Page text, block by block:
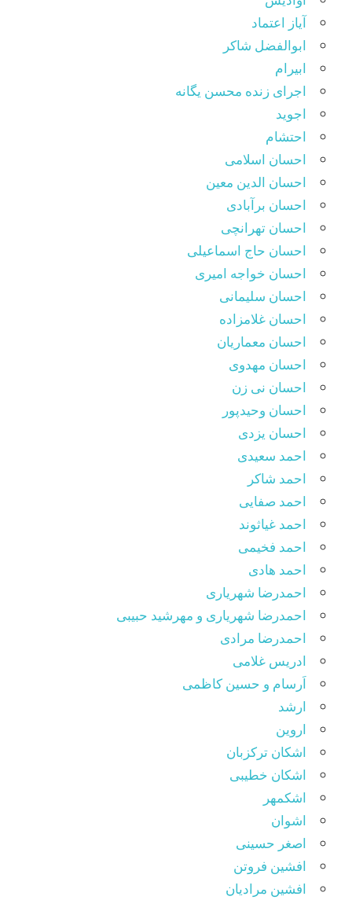
آیاز اعتماد
ابوالفضل شاکر
ابیرام
اجرای زنده محسن یگانه
اجوید
احتشام
احسان اسلامی
احسان الدین معین
احسان برآبادی
احسان تهرانچی
احسان حاج اسماعیلی
احسان خواجه امیری
احسان سلیمانی
احسان غلامزاده
احسان معماریان
احسان مهدوی
احسان نی زن
احسان وحیدپور
احسان یزدی
احمد سعیدی
احمد شاکر
احمد صفایی
احمد غیاثوند
احمد فخیمی
احمد هادی
احمدرضا شهریاری
احمدرضا شهریاری و مهرشید حبیبی
احمدرضا مرادی
ادریس غلامی
اَرسام و حسین کاظمی
ارشد
اروین
اشکان ترکزبان
اشکان خطیبی
اشکمهر
اشوان
اصغر حسینی
افشین فروتن
افشین مرادیان